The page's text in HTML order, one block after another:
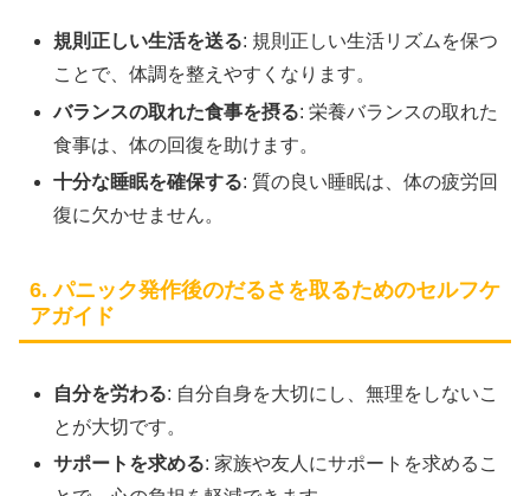
規則正しい生活を送る: 規則正しい生活リズムを保つ
ことで、体調を整えやすくなります。
バランスの取れた食事を摂る: 栄養バランスの取れた
食事は、体の回復を助けます。
十分な睡眠を確保する: 質の良い睡眠は、体の疲労回
復に欠かせません。
6. パニック発作後のだるさを取るためのセルフケ
アガイド
自分を労わる: 自分自身を大切にし、無理をしないこ
とが大切です。
サポートを求める: 家族や友人にサポートを求めるこ